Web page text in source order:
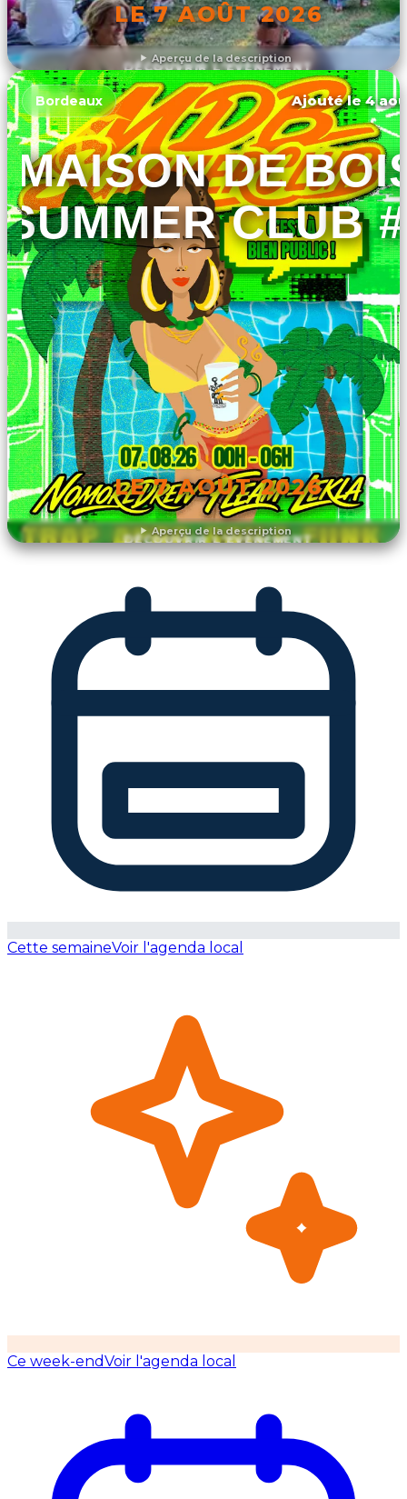
Aperçu de la description
LE 7 AOÛT 2026
DÉCOUVRIR L'ÉVÉNEMENT
Aperçu de la description
Bordeaux Ajouté le 4
MAISON DE
SUMMER CLUB
LE 7 AOÛT 2026
DÉCOUVRIR L'ÉVÉNEMENT
Cette semaineVoir l'agenda local
Ce week-endVoir l'agenda local